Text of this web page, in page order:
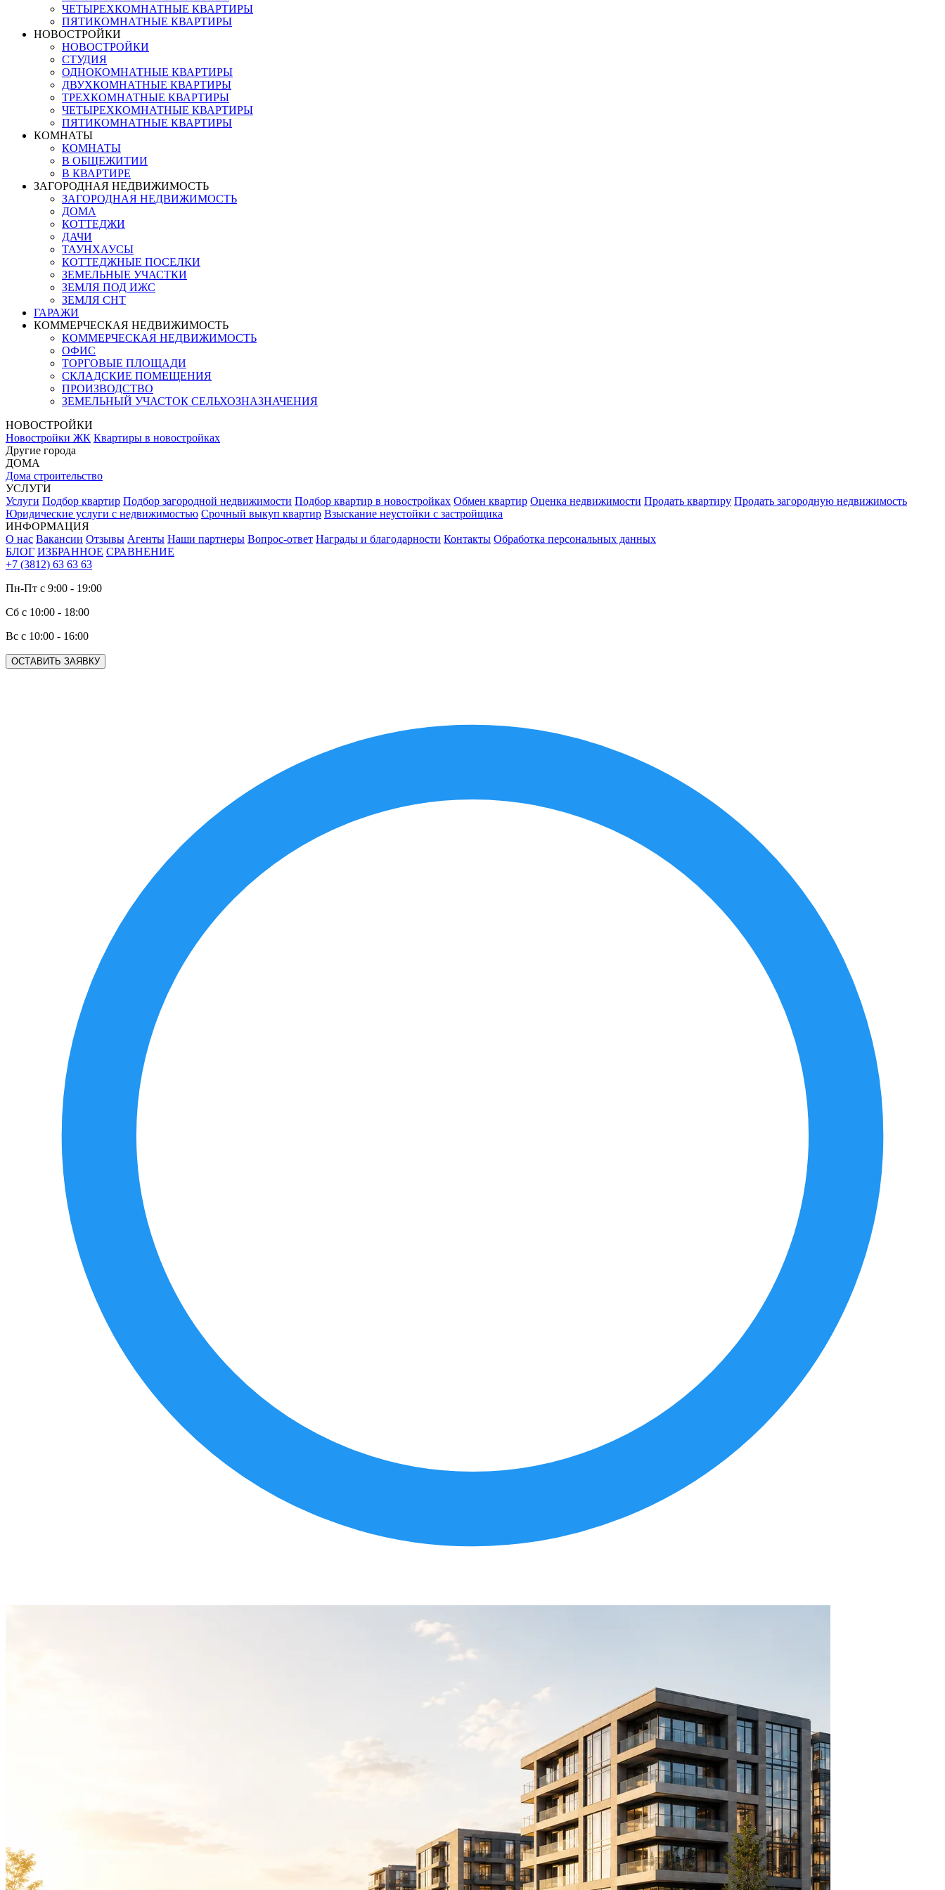
ЧЕТЫРЕХКОМНАТНЫЕ КВАРТИРЫ
ПЯТИКОМНАТНЫЕ КВАРТИРЫ
НОВОСТРОЙКИ
НОВОСТРОЙКИ
СТУДИЯ
ОДНОКОМНАТНЫЕ КВАРТИРЫ
ДВУХКОМНАТНЫЕ КВАРТИРЫ
ТРЕХКОМНАТНЫЕ КВАРТИРЫ
ЧЕТЫРЕХКОМНАТНЫЕ КВАРТИРЫ
ПЯТИКОМНАТНЫЕ КВАРТИРЫ
КОМНАТЫ
КОМНАТЫ
В ОБЩЕЖИТИИ
В КВАРТИРЕ
ЗАГОРОДНАЯ НЕДВИЖИМОСТЬ
ЗАГОРОДНАЯ НЕДВИЖИМОСТЬ
ДОМА
КОТТЕДЖИ
ДАЧИ
ТАУНХАУСЫ
КОТТЕДЖНЫЕ ПОСЕЛКИ
ЗЕМЕЛЬНЫЕ УЧАСТКИ
ЗЕМЛЯ ПОД ИЖС
ЗЕМЛЯ СНТ
ГАРАЖИ
КОММЕРЧЕСКАЯ НЕДВИЖИМОСТЬ
КОММЕРЧЕСКАЯ НЕДВИЖИМОСТЬ
ОФИС
ТОРГОВЫЕ ПЛОЩАДИ
СКЛАДСКИЕ ПОМЕЩЕНИЯ
ПРОИЗВОДСТВО
ЗЕМЕЛЬНЫЙ УЧАСТОК СЕЛЬХОЗНАЗНАЧЕНИЯ
НОВОСТРОЙКИ
Новостройки ЖК Квартиры в новостройках
Другие города
ДОМА
Дома строительство
УСЛУГИ
Услуги Подбор квартир Подбор загородной недвижимости Подбор квартир в новостройках Обмен квартир Оценка недвижимости Продать квартиру Продать загородную недвижимость
Юридические услуги с недвижимостью Срочный выкуп квартир Взыскание неустойки с застройщика
ИНФОРМАЦИЯ
О нас Вакансии Отзывы Агенты Наши партнеры Вопрос-ответ Награды и благодарности Контакты Обработка персональных данных
БЛОГ ИЗБРАННОЕ СРАВНЕНИЕ
+7 (3812) 63 63 63
Пн-Пт с 9:00 - 19:00
Сб с 10:00 - 18:00
Вс с 10:00 - 16:00
ОСТАВИТЬ ЗАЯВКУ